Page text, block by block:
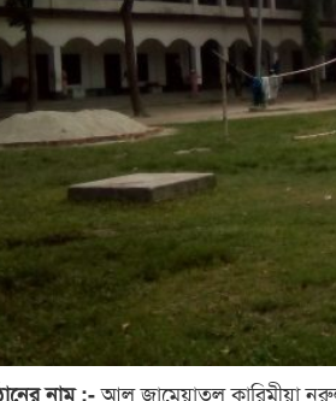
নাম :-আল জামেয়াতুল কারিমীয়া